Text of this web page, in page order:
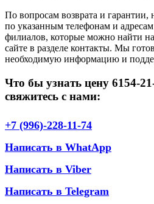
По вопросам возврата и гарантии,
по указанным телефонам и
филиалов, которые можно найти
сайте в разделе контакты. Мы
необходимую информацию и
Что бы узнать цену 6154-
свяжитесь с нами:
+7 (996)-228-11-74
Написать в WhatApp
Написать в Viber
Написать в Telegram